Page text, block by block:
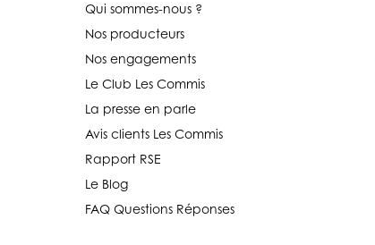
Qui sommes-nous ?
Nos producteurs
Nos engagements
Le Club Les Commis
La presse en parle
Avis clients Les Commis
Rapport RSE
Le Blog
FAQ Questions Réponses